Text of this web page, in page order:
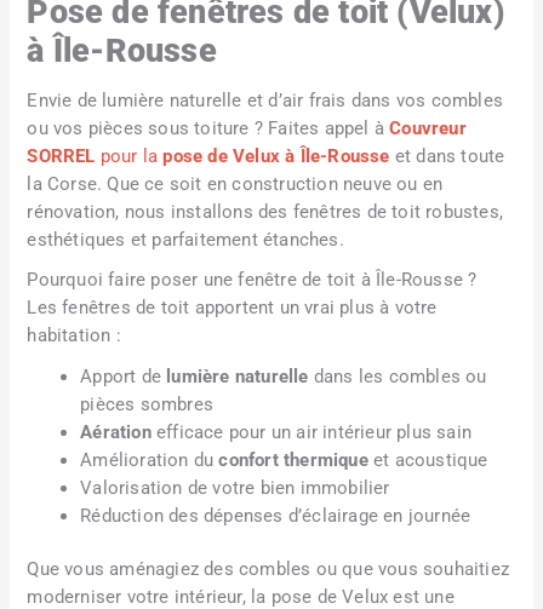
Pose de fenêtres de toit (Velux)
à Île-Rousse
Envie de lumière naturelle et d’air frais dans vos combles
ou vos pièces sous toiture ? Faites appel àCouvreur
SORREL pour lapose de Velux à Île-Rousse et dans toute
la Corse. Que ce soit en construction neuve ou en
rénovation, nous installons des fenêtres de toit robustes,
esthétiques et parfaitement étanches.
Pourquoi faire poser une fenêtre de toit à Île-Rousse ?
Les fenêtres de toit apportent un vrai plus à votre
habitation :
Apport de lumière naturelle dans les combles ou
pièces sombres
Aérationefficace pour un air intérieur plus sain
Amélioration duconfort thermiqueet acoustique
Valorisation de votre bien immobilier
Réduction des dépenses d’éclairage en journée
Que vous aménagiez des combles ou que vous souhaitiez
moderniser votre intérieur, la pose de Velux est une